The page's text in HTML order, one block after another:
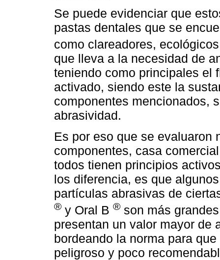
Se puede evidenciar que
pastas dentales que se
como clareadores,
que lleva a la necesidad de
teniendo como principales el
activado, siendo este la
componentes mencionados,
abrasividad.
Es por eso que se evaluaron
componentes, casa
todos tienen principios
los diferencia, es que
partículas abrasivas de
® y Oral B ® son más
presentan un valor mayor de
bordeando la norma para
peligroso y poco